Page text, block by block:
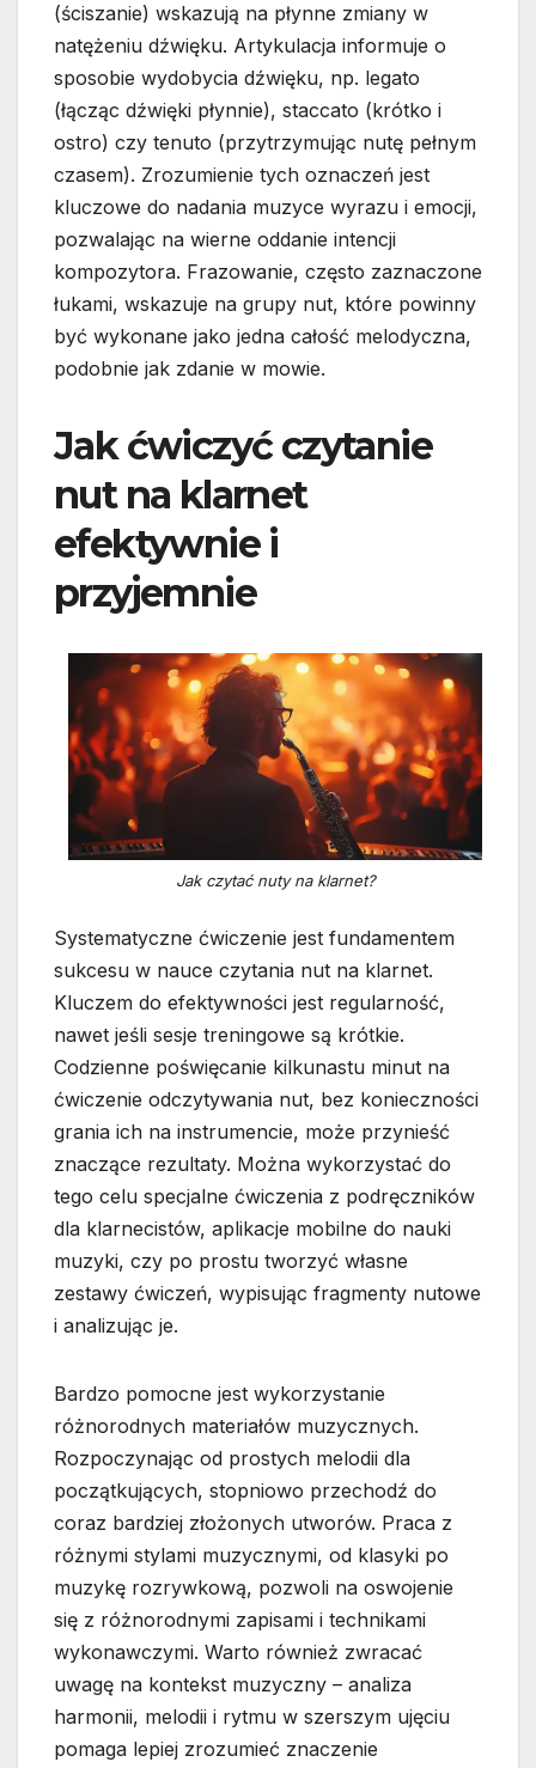
(ściszanie) wskazują na płynne zmiany w
natężeniu dźwięku. Artykulacja informuje o
sposobie wydobycia dźwięku, np. legato
(łącząc dźwięki płynnie), staccato (krótko i
ostro) czy tenuto (przytrzymując nutę pełnym
czasem). Zrozumienie tych oznaczeń jest
kluczowe do nadania muzyce wyrazu i emocji,
pozwalając na wierne oddanie intencji
kompozytora. Frazowanie, często zaznaczone
łukami, wskazuje na grupy nut, które powinny
być wykonane jako jedna całość melodyczna,
podobnie jak zdanie w mowie.
Jak ćwiczyć czytanie
nut na klarnet
efektywnie i
przyjemnie
Jak czytać nuty na klarnet?
Systematyczne ćwiczenie jest fundamentem
sukcesu w nauce czytania nut na klarnet.
Kluczem do efektywności jest regularność,
nawet jeśli sesje treningowe są krótkie.
Codzienne poświęcanie kilkunastu minut na
ćwiczenie odczytywania nut, bez konieczności
grania ich na instrumencie, może przynieść
znaczące rezultaty. Można wykorzystać do
tego celu specjalne ćwiczenia z podręczników
dla klarnecistów, aplikacje mobilne do nauki
muzyki, czy po prostu tworzyć własne
zestawy ćwiczeń, wypisując fragmenty nutowe
i analizując je.
Bardzo pomocne jest wykorzystanie
różnorodnych materiałów muzycznych.
Rozpoczynając od prostych melodii dla
początkujących, stopniowo przechodź do
coraz bardziej złożonych utworów. Praca z
różnymi stylami muzycznymi, od klasyki po
muzykę rozrywkową, pozwoli na oswojenie
się z różnorodnymi zapisami i technikami
wykonawczymi. Warto również zwracać
uwagę na kontekst muzyczny – analiza
harmonii, melodii i rytmu w szerszym ujęciu
pomaga lepiej zrozumieć znaczenie